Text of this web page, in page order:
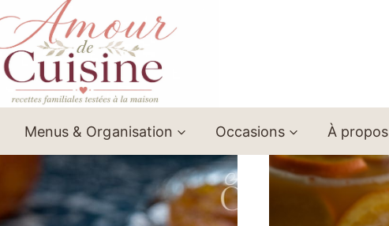
Menus & Organisation Occasions À propos